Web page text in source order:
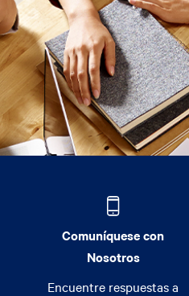
Comuníquese con
Nosotros
Encuentre respuestas a